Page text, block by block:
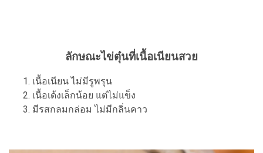
ลักษณะไข่ตุ๋นที่เนื้อเนียนสวย
เนื้อเนียน ไม่มีรูพรุน
เนื้อเด้งเล็กน้อย แต่ไม่แข็ง
มีรสกลมกล่อม ไม่มีกลิ่นคาว